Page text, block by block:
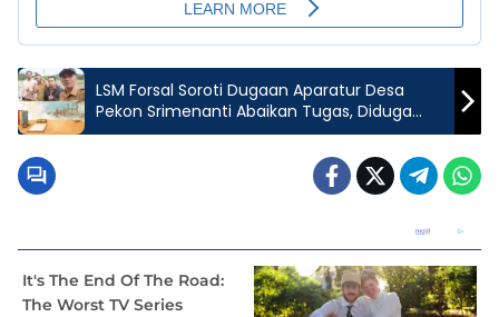
LSM Forsal Soroti Dugaan Aparatur Desa
Pekon Srimenanti Abaikan Tugas, Diduga
Nongkrong Di Proyek Dan Rangkap Kerja